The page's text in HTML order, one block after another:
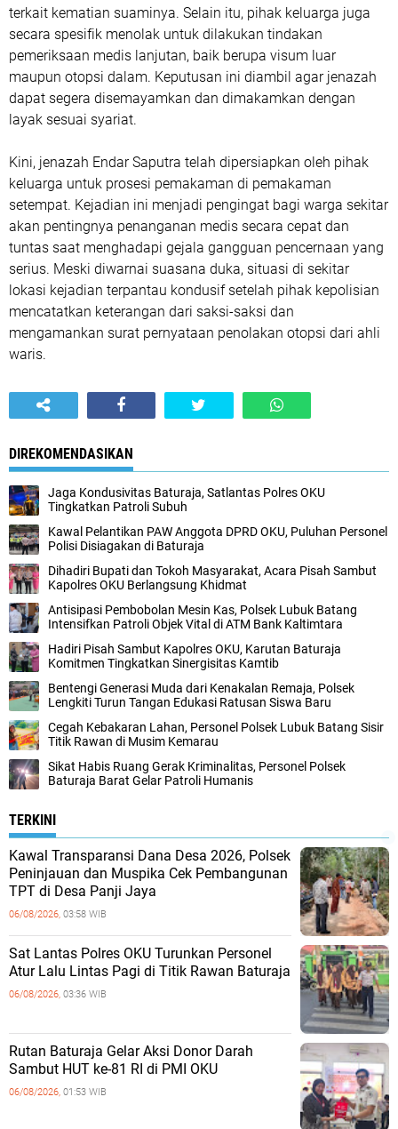
terkait kematian suaminya. Selain itu, pihak keluarga juga
secara spesifik menolak untuk dilakukan tindakan
pemeriksaan medis lanjutan, baik berupa visum luar
maupun otopsi dalam. Keputusan ini diambil agar jenazah
dapat segera disemayamkan dan dimakamkan dengan
layak sesuai syariat.
Kini, jenazah Endar Saputra telah dipersiapkan oleh pihak
keluarga untuk prosesi pemakaman di pemakaman
setempat. Kejadian ini menjadi pengingat bagi warga sekitar
akan pentingnya penanganan medis secara cepat dan
tuntas saat menghadapi gejala gangguan pencernaan yang
serius. Meski diwarnai suasana duka, situasi di sekitar
lokasi kejadian terpantau kondusif setelah pihak kepolisian
mencatatkan keterangan dari saksi-saksi dan
mengamankan surat pernyataan penolakan otopsi dari ahli
waris.
DIREKOMENDASIKAN
Jaga Kondusivitas Baturaja, Satlantas Polres OKU
Tingkatkan Patroli Subuh
Kawal Pelantikan PAW Anggota DPRD OKU, Puluhan Personel
Polisi Disiagakan di Baturaja
Dihadiri Bupati dan Tokoh Masyarakat, Acara Pisah Sambut
Kapolres OKU Berlangsung Khidmat
Antisipasi Pembobolan Mesin Kas, Polsek Lubuk Batang
Intensifkan Patroli Objek Vital di ATM Bank Kaltimtara
Hadiri Pisah Sambut Kapolres OKU, Karutan Baturaja
Komitmen Tingkatkan Sinergisitas Kamtib
Bentengi Generasi Muda dari Kenakalan Remaja, Polsek
Lengkiti Turun Tangan Edukasi Ratusan Siswa Baru
Cegah Kebakaran Lahan, Personel Polsek Lubuk Batang Sisir
Titik Rawan di Musim Kemarau
Sikat Habis Ruang Gerak Kriminalitas, Personel Polsek
Baturaja Barat Gelar Patroli Humanis
TERKINI
Kawal Transparansi Dana Desa 2026, Polsek
Peninjauan dan Muspika Cek Pembangunan
TPT di Desa Panji Jaya
06/08/2026, 03:58 WIB
Sat Lantas Polres OKU Turunkan Personel
Atur Lalu Lintas Pagi di Titik Rawan Baturaja
06/08/2026, 03:36 WIB
Rutan Baturaja Gelar Aksi Donor Darah
Sambut HUT ke-81 RI di PMI OKU
06/08/2026, 01:53 WIB